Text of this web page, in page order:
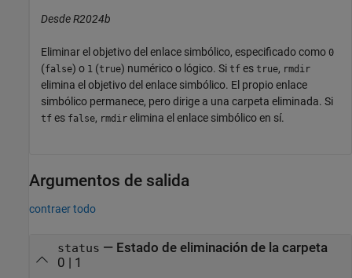
Desde R2024b
Eliminar el objetivo del enlace simbólico, especificado como 0
(false) o 1 (true) numérico o lógico. Si tf es true, rmdir
elimina el objetivo del enlace simbólico. El propio enlace
simbólico permanece, pero dirige a una carpeta eliminada. Si
tf es false, rmdir elimina el enlace simbólico en sí.
Argumentos de salida
contraer todo
status — Estado de eliminación de la carpeta
0 | 1